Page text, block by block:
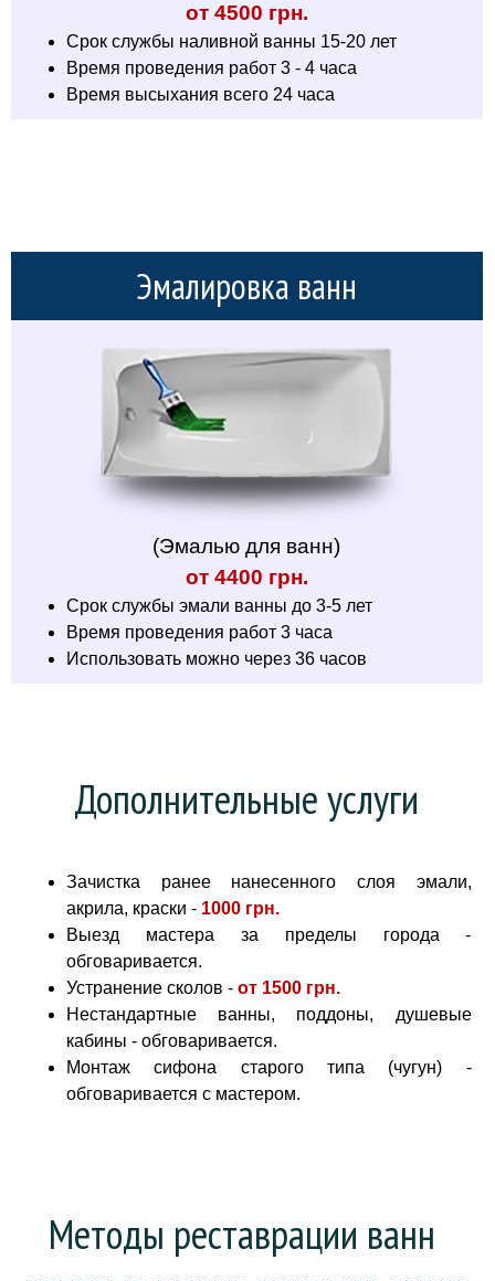
от 4500 грн.
Срок службы наливной ванны 15-20 лет
Время проведения работ 3 - 4 часа
Время высыхания всего 24 часа
Эмалировка ванн
(Эмалью для ванн)
от 4400 грн.
Срок службы эмали ванны до 3-5 лет
Время проведения работ 3 часа
Использовать можно через 36 часов
Дополнительные услуги
Зачистка ранее нанесенного слоя эмали,
акрила, краски - 1000 грн.
Выезд мастера за пределы города -
обговаривается.
Устранение сколов - от 1500 грн.
Нестандартные ванны, поддоны, душевые
кабины - обговаривается.
Монтаж сифона старого типа (чугун) -
обговаривается с мастером.
Методы реставрации ванн